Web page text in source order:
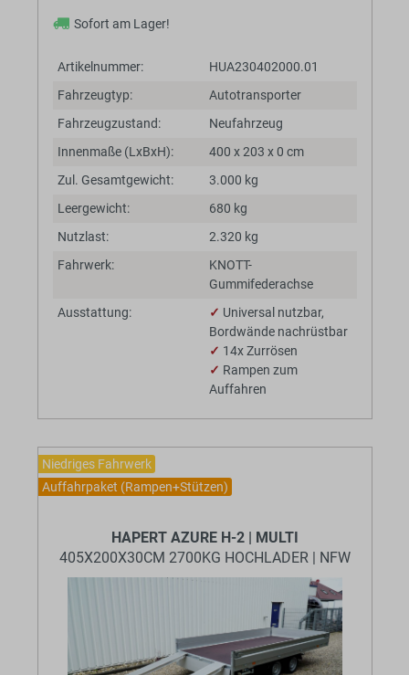
Sofort am Lager!
Artikelnummer:
HUA230402000.01
Fahrzeugtyp:
Autotransporter
Fahrzeugzustand:
Neufahrzeug
Innenmaße (LxBxH):
400 x 203 x 0 cm
Zul. Gesamtgewicht:
3.000 kg
Leergewicht:
680 kg
Nutzlast:
2.320 kg
Fahrwerk:
KNOTT-
Gummifederachse
Ausstattung:
✓ Universal nutzbar,
Bordwände nachrüstbar
✓ 14x Zurrösen
✓ Rampen zum
Auffahren
Niedriges Fahrwerk
Auffahrpaket (Rampen+Stützen)
HAPERT AZURE H-2 | MULTI
405X200X30CM 2700KG HOCHLADER | NFW